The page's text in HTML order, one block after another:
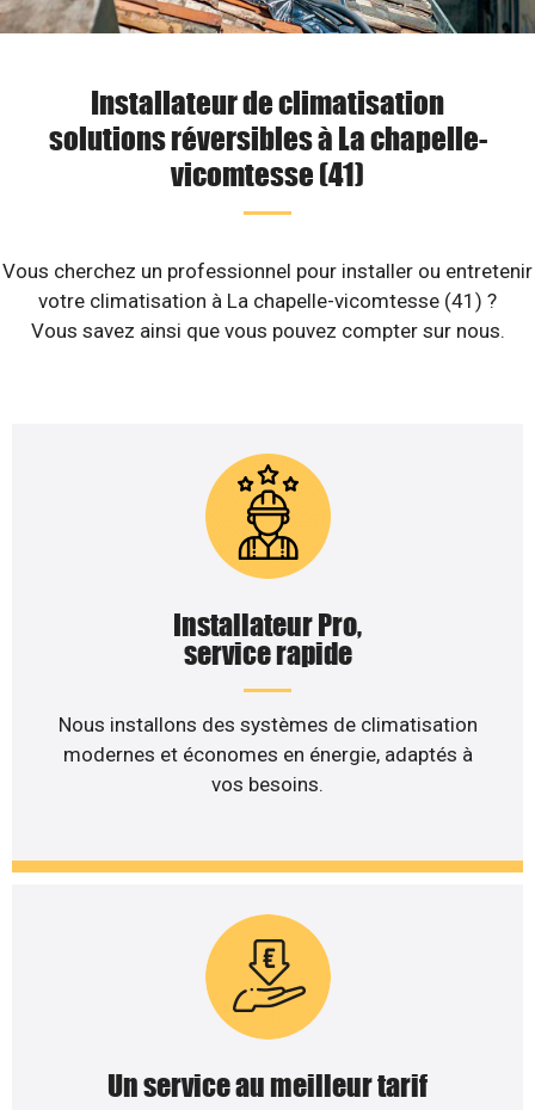
Installateur de climatisation
solutions réversibles à La chapelle-
vicomtesse (41)
Vous cherchez un professionnel pour installer ou entretenir
votre climatisation à La chapelle-vicomtesse (41) ?
Vous savez ainsi que vous pouvez compter sur nous.
Installateur Pro,
service rapide
Nous installons des systèmes de climatisation
modernes et économes en énergie, adaptés à
vos besoins.
Un service au meilleur tarif